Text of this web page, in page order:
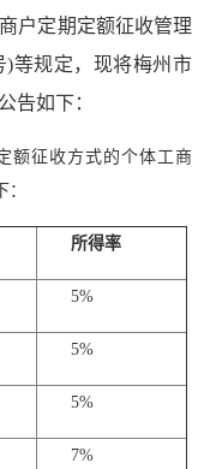
户定期定额征收管理
)等规定，现将梅州市
告如下：
额征收方式的个体工商
所得率
5%
5%
5%
7%